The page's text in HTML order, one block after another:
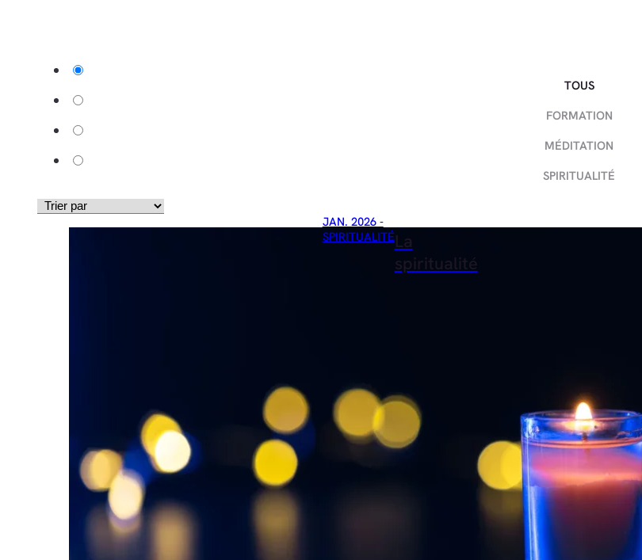
TOUS
FORMATION
MÉDITATION
SPIRITUALITÉ
JAN. 2026 -
SPIRITUALITÉLa
spiritualité